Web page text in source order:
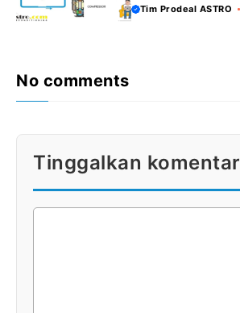
Tim Prodeal ASTRO
No comments
Tinggalkan komentar